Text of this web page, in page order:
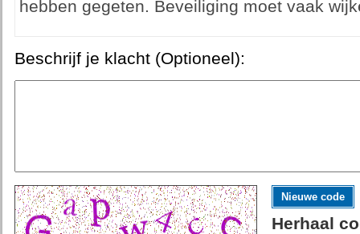
hebben gegeten. Beveiliging moet vaak
Beschrijf je klacht (Optioneel):
Nieuwe code
Herhaal